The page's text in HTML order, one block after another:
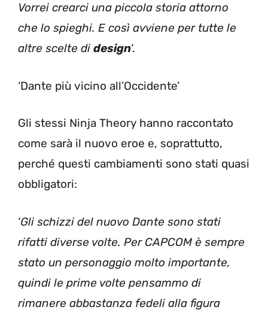
Vorrei crearci una piccola storia attorno
che lo spieghi. E così avviene per tutte le
altre scelte di design‘.
‘Dante più vicino all’Occidente’
Gli stessi Ninja Theory hanno raccontato
come sarà il nuovo eroe e, soprattutto,
perché questi cambiamenti sono stati quasi
obbligatori:
‘Gli schizzi del nuovo Dante sono stati
rifatti diverse volte. Per CAPCOM è sempre
stato un personaggio molto importante,
quindi le prime volte pensammo di
rimanere abbastanza fedeli alla figura